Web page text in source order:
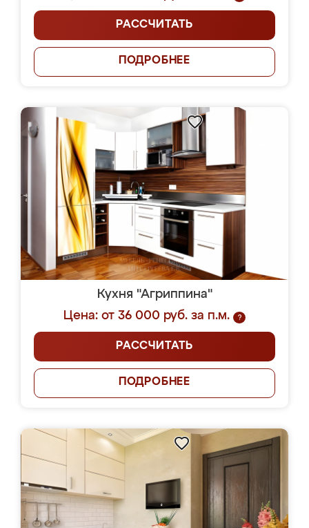
РАССЧИТАТЬ
ПОДРОБНЕЕ
Кухня "Агриппина"
Цена: от 36 000 руб. за п.м.
?
РАССЧИТАТЬ
ПОДРОБНЕЕ